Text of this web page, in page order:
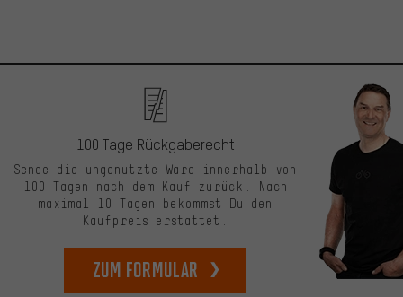
100 Tage Rückgaberecht
Sende die ungenutzte Ware innerhalb von
100 Tagen nach dem Kauf zurück. Nach
maximal 10 Tagen bekommst Du den
Kaufpreis erstattet.
zum Formular